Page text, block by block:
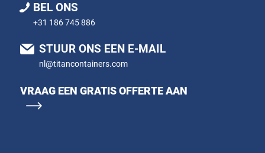
BEL ONS
+31 186 745 886
STUUR ONS EEN E-MAIL
nl@titancontainers.com
VRAAG EEN GRATIS OFFERTE AAN